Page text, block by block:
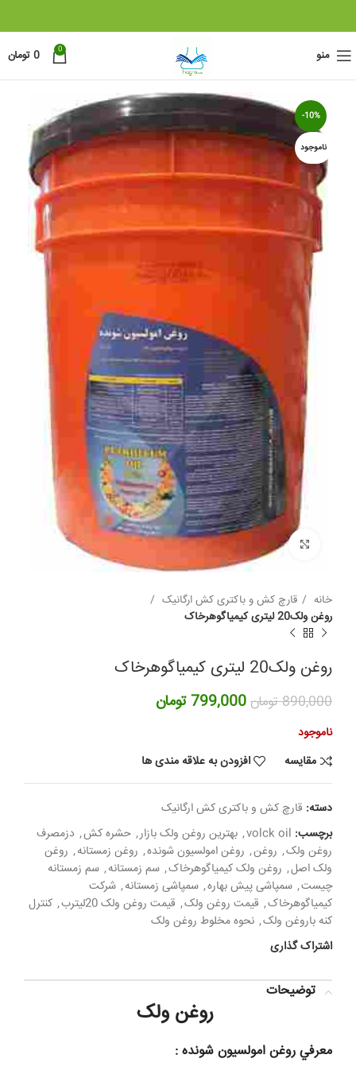
منو 0
0 تومان
-10%
ناموجود
برای بزرگنمایی کلیک کنید
خانه
قارچ کش و باکتری کش ارگانیک
روغن ولک20 لیتری کیمیاگوهرخاک
روغن ولک20 لیتری کیمیاگوهرخاک
890,000 تومان قیمت
بود.
799,000تومان
ناموجود
مقایسه
افزودن به علاقه مندی ها
دسته: قارچ کش و باکتری کش ارگانیک
برچسب: volck oil
, بهترین روغن ولک بازار, حشره کش, دزمصرف
روغن ولک, روغن, روغن امولسیون شونده, روغن زمستانه, روغن
ولک اصل, روغن ولک کیمیاگوهرخاک, سم زمستانه, سم زمستانه
چیست, سمپاشی پیش بهاره, سمپاشی زمستانه, شرکت
کیمیاگوهرخاک, قیمت روغن ولک, قیمت روغن ولک 20لیترب , کنترل
کنه باروغن ولک, نحوه مخلوط روغن ولک
اشتراک گذاری
توضیحات
روغن ولک
معرفي روغن امولسیون شونده :